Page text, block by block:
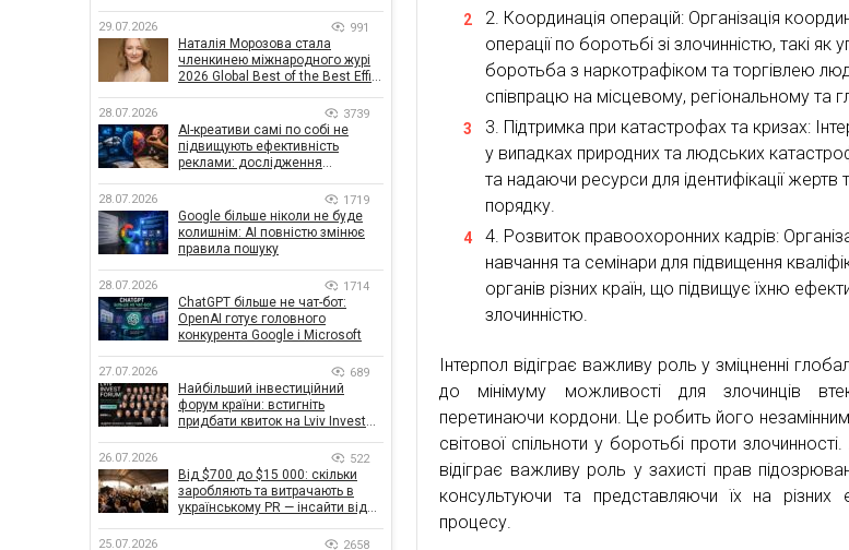
Координація операцій: Організація
операції по боротьбі зі злочинністю, такі як
боротьба з наркотрафіком та торгівлею
співпрацю на місцевому, регіональному та
Підтримка при катастрофах та кризах:
у випадках природних та людських
та надаючи ресурси для ідентифікації жертв
порядку.
Розвиток правоохоронних кадрів:
навчання та семінари для підвищення
органів різних країн, що підвищує їхню
злочинністю.
Інтерпол відіграє важливу роль у зміцненні
до мінімуму можливості для злочинців
перетинаючи кордони. Це робить його
світової спільноти у боротьбі проти
відіграє важливу роль у захисті прав
консультуючи та представляючи їх на різних
процесу.
29.07.2026 991
Наталія Морозова стала
членкинею міжнародного журі
2026 Global Best of the Best Effie
28.07.2026 3739
AI-креативи самі по собі не
підвищують ефективність
реклами: дослідження
впливає на ефективність
кампаній
28.07.2026 1719
Google більше ніколи не буде
колишнім: AI повністю змінює
правила пошуку
28.07.2026 1714
ChatGPT більше не чат-бот:
OpenAI готує головного
конкурента Google і Microsoft
27.07.2026 689
Найбільший інвестиційний
форум країни: встигніть
придбати квиток на Lviv Invest
26.07.2026 522
Від $700 до $15 000: скільки
заробляють та витрачають в
українському PR — інсайти від
25.07.2026 2658